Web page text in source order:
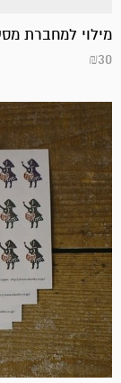
מילוי למחברת
₪30